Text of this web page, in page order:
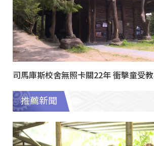
司馬庫斯校舍無照卡關22年 衝擊童受
推薦新聞